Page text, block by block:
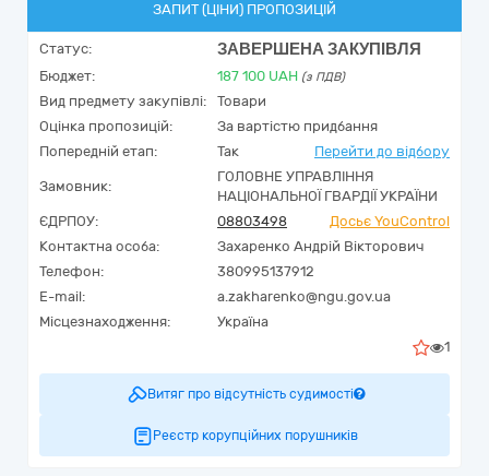
ЗАПИТ (ЦІНИ) ПРОПОЗИЦІЙ
Статус: ЗАВЕРШЕНА ЗАКУПІВЛЯ
Бюджет: 187 100 UAH (з ПДВ)
Вид предмету закупівлі:
Товари
Оцінка пропозицій:
За вартістю придбання
Попередній етап:
Так Перейти до відбору
Замовник:
ГОЛОВНЕ УПРАВЛІННЯ
НАЦІОНАЛЬНОЇ ГВАРДІЇ УКРАЇНИ
ЄДРПОУ:
08803498
Досьє YouControl
Контактна особа:
Захаренко Андрій Вікторович
Телефон:
380995137912
E-mail:
a.zakharenko@ngu.gov.ua
Місцезнаходження:
Україна
1
Витяг про відсутність судимості
Реєстр корупційних порушників